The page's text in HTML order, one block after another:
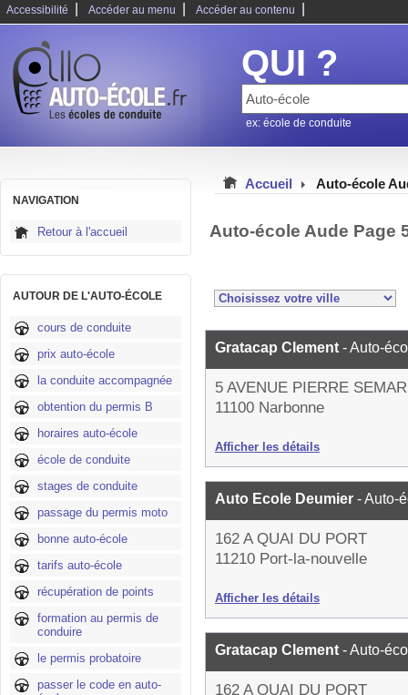
Accessibilité Accéder au menu Accéder au contenu
QUI ?
ex: école de conduite
NAVIGATION
Retour à l'accueil
AUTOUR DE L'AUTO-ÉCOLE
cours de conduite
prix auto-école
la conduite accompagnée
obtention du permis B
horaires auto-école
école de conduite
stages de conduite
passage du permis moto
bonne auto-école
tarifs auto-école
récupération de points
formation au permis de
conduire
le permis probatoire
passer le code en auto-
Accueil Auto-école
Auto-école Aude Page
Gratacap Clement - Auto-
5 AVENUE PIERRE
11100 Narbonne
Afficher les détails
Auto Ecole Deumier - Auto-
162 A QUAI DU PORT
11210 Port-la-nouvelle
Afficher les détails
Gratacap Clement - Auto-
162 A QUAI DU PORT